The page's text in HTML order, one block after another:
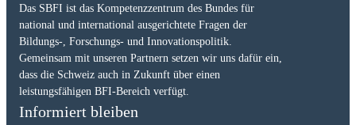
Das SBFI ist das Kompetenzzentrum des Bundes für
national und international ausgerichtete Fragen der
Bildungs-, Forschungs- und Innovationspolitik.
Gemeinsam mit unseren Partnern setzen wir uns dafür ein,
dass die Schweiz auch in Zukunft über einen
leistungsfähigen BFI-Bereich verfügt.
Informiert bleiben